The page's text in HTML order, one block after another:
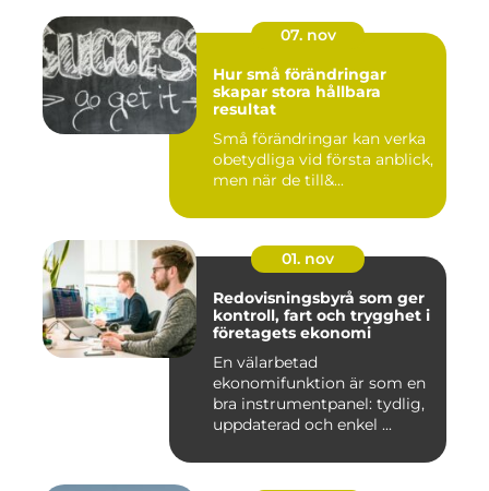
07. nov
Hur små förändringar
skapar stora hållbara
resultat
Små förändringar kan verka
obetydliga vid första anblick,
men när de till&...
01. nov
Redovisningsbyrå som ger
kontroll, fart och trygghet i
företagets ekonomi
En välarbetad
ekonomifunktion är som en
bra instrumentpanel: tydlig,
uppdaterad och enkel ...